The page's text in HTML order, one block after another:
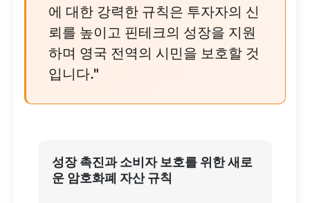
에 대한 강력한 규칙은 투자자의 신
뢰를 높이고 핀테크의 성장을 지원
하며 영국 전역의 시민을 보호할 것
입니다."
성장 촉진과 소비자 보호를 위한 새로
운 암호화폐 자산 규칙